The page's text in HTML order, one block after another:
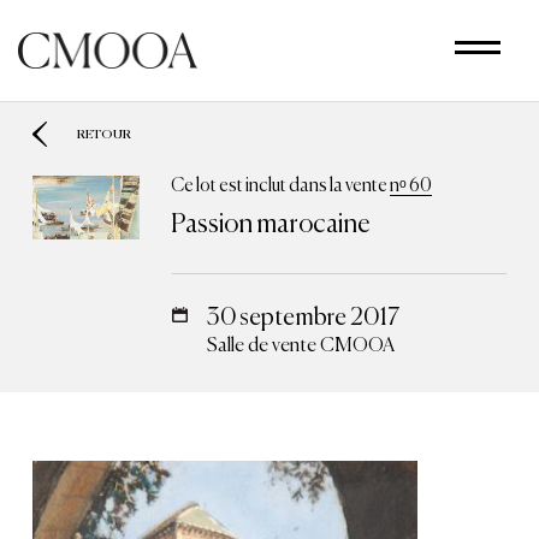
contenu
principal
RETOUR
Ce lot est inclut dans la ventenᵒ 60
Passion marocaine
30 septembre 2017
Salle de vente CMOOA